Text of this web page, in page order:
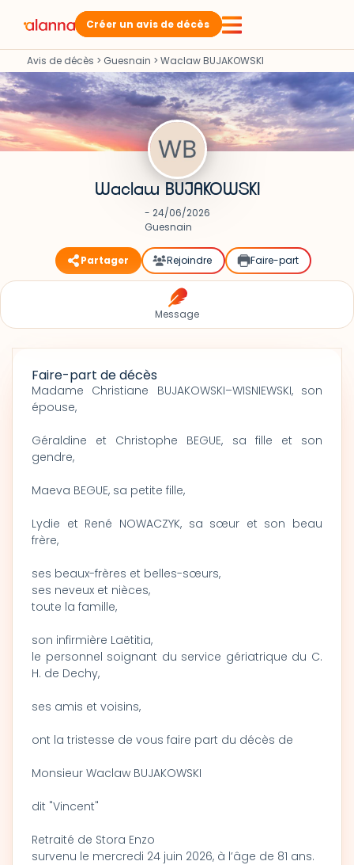
Créer un avis de décès
Avis de décès > Guesnain > Waclaw BUJAKOWSKI
Waclaw BUJAKOWSKI
- 24/06/2026
Guesnain
Partager Rejoindre Faire-part
Message
Faire-part de décès
Madame Christiane BUJAKOWSKI–WISNIEWSKI, son
épouse,
Géraldine et Christophe BEGUE, sa fille et son
gendre,
Maeva BEGUE, sa petite fille,
Lydie et René NOWACZYK, sa sœur et son beau
frère,
ses beaux-frères et belles-sœurs,
ses neveux et nièces,
toute la famille,
son infirmière Laëtitia,
le personnel soignant du service gériatrique du C.
H. de Dechy,
ses amis et voisins,
ont la tristesse de vous faire part du décès de
Monsieur Waclaw BUJAKOWSKI
dit "Vincent"
Retraité de Stora Enzo
survenu le mercredi 24 juin 2026, à l’âge de 81 ans.